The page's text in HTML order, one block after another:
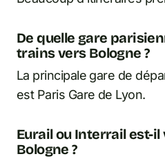
De quelle gare
trains vers Bologne ?
La principale gare de
est Paris Gare de Lyon.
Eurail ou Interrail est-il
Bologne ?